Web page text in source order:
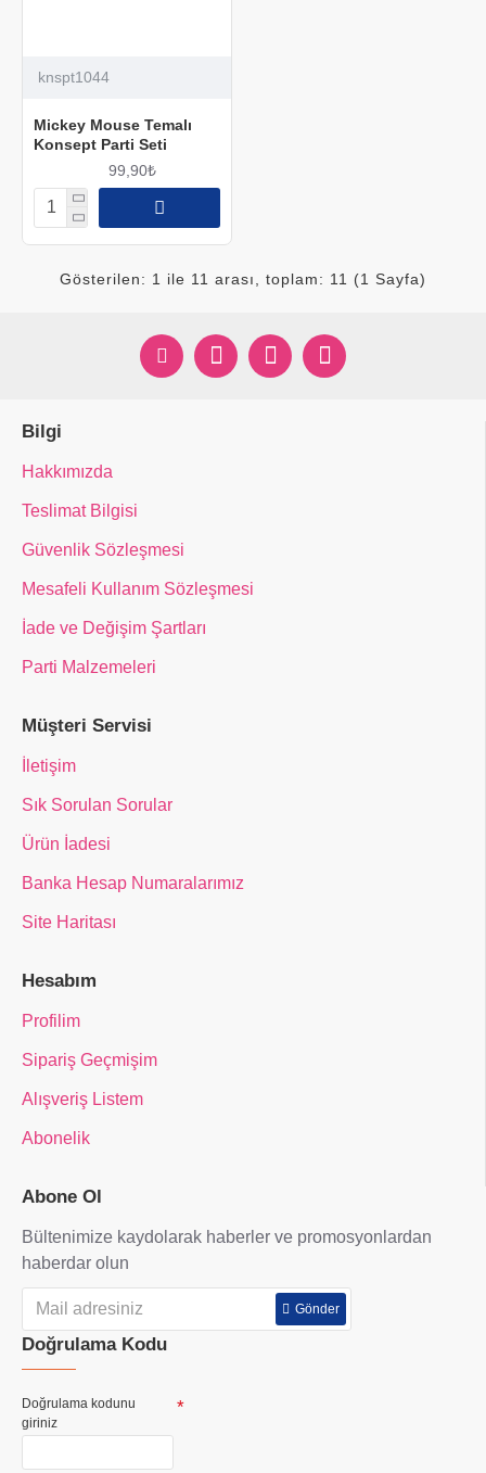
knspt1044
Mickey Mouse Temalı
Konsept Parti Seti
99,90₺
Gösterilen: 1 ile 11 arası, toplam: 11 (1 Sayfa)
Bilgi
Hakkımızda
Teslimat Bilgisi
Güvenlik Sözleşmesi
Mesafeli Kullanım Sözleşmesi
İade ve Değişim Şartları
Parti Malzemeleri
Müşteri Servisi
İletişim
Sık Sorulan Sorular
Ürün İadesi
Banka Hesap Numaralarımız
Site Haritası
Hesabım
Profilim
Sipariş Geçmişim
Alışveriş Listem
Abonelik
Abone Ol
Bültenimize kaydolarak haberler ve promosyonlardan
haberdar olun
Gönder
Doğrulama Kodu
Doğrulama kodunu
giriniz